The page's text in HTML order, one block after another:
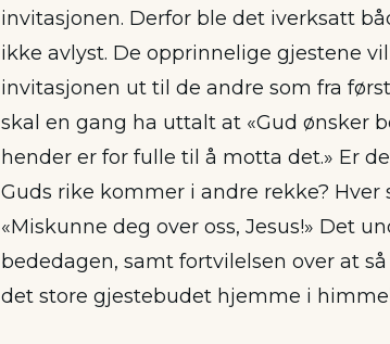
invitasjonen. Derfor ble det iverksatt
ikke avlyst. De opprinnelige gjestene
invitasjonen ut til de andre som fra
skal en gang ha uttalt at «Gud ønsker
hender er for fulle til å motta det.» Er
Guds rike kommer i andre rekke?
«Miskunne deg over oss, Jesus!» Det
bededagen, samt fortvilelsen over at
det store gjestebudet hjemme i